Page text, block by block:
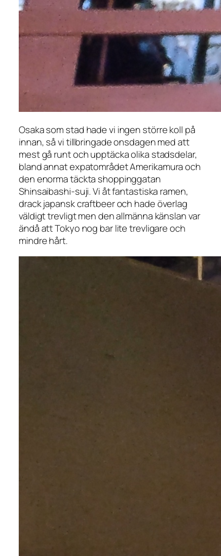
Osaka som stad hade vi ingen större koll på
innan, så vi tillbringade onsdagen med att
mest gå runt och upptäcka olika stadsdelar,
bland annat expatområdet Amerikamura och
den enorma täckta shoppinggatan
Shinsaibashi-suji. Vi åt fantastiska ramen,
drack japansk craftbeer och hade överlag
väldigt trevligt men den allmänna känslan var
ändå att Tokyo nog bar lite trevligare och
mindre hårt.